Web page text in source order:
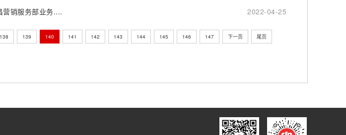
营销服务部业务....
2022-04-25
138 139 140 141 142 143 144 145 146 147 下一页 尾页